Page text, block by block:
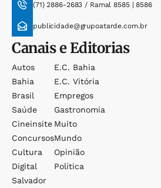
(71) 2886-2683 / Ramal 8585 | 8586
publicidade@grupoatarde.com.br
Canais e Editorias
Autos
Bahia
Brasil
Saúde
Cineinsite
Concursos
Cultura
Digital
Salvador
E.c. Bahia
E.c. Vitória
Empregos
Gastronomia
Muito
Mundo
Opinião
Política